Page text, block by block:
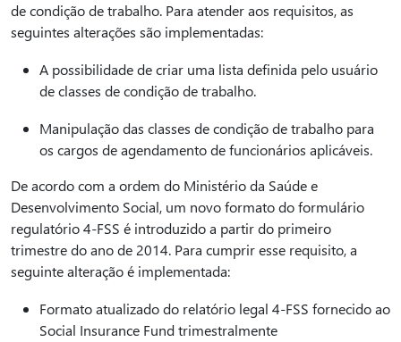
de condição de trabalho. Para atender aos requisitos, as
seguintes alterações são implementadas:
A possibilidade de criar uma lista definida pelo usuário
de classes de condição de trabalho.
Manipulação das classes de condição de trabalho para
os cargos de agendamento de funcionários aplicáveis.
De acordo com a ordem do Ministério da Saúde e
Desenvolvimento Social, um novo formato do formulário
regulatório 4-FSS é introduzido a partir do primeiro
trimestre do ano de 2014. Para cumprir esse requisito, a
seguinte alteração é implementada:
Formato atualizado do relatório legal 4-FSS fornecido ao
Social Insurance Fund trimestralmente